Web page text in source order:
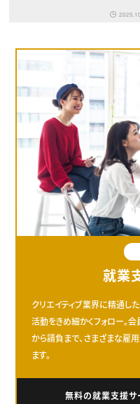
就業
クリエイティブ業界に精通し
活動をきめ細かくフォロー。
から請負まで、さまざまな雇
ます。
無料の就業支援サ